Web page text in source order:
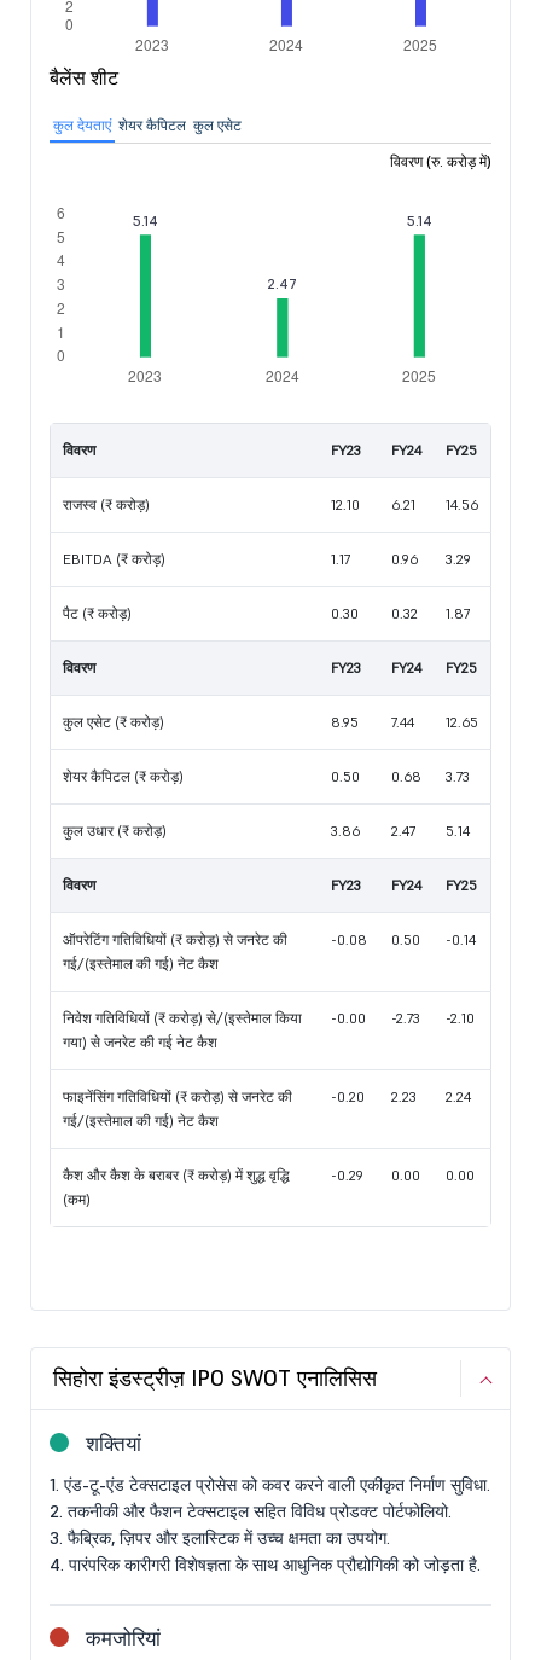
बैलेंस शीट
कुल देयताएं शेयर कैपिटल कुल एसेट
विवरण (रु. करोड़ में)
विवरण FY23 FY24 FY25
राजस्व (₹ करोड़) 12.10 6.21 14.56
EBITDA (₹ करोड़) 1.17 0.96 3.29
पैट (₹ करोड़) 0.30 0.32 1.87
विवरण FY23 FY24 FY25
कुल एसेट (₹ करोड़) 8.95 7.44 12.65
शेयर कैपिटल (₹ करोड़) 0.50 0.68 3.73
कुल उधार (₹ करोड़) 3.86 2.47 5.14
विवरण FY23 FY24 FY25
ऑपरेटिंग गतिविधियों (₹ करोड़) से जनरेट की
गई/(इस्तेमाल की गई) नेट कैश
-0.08 0.50 -0.14
निवेश गतिविधियों (₹ करोड़) से/(इस्तेमाल किया
गया) से जनरेट की गई नेट कैश
-0.00 -2.73 -2.10
फाइनेंसिंग गतिविधियों (₹ करोड़) से जनरेट की
गई/(इस्तेमाल की गई) नेट कैश
-0.20 2.23 2.24
कैश और कैश के बराबर (₹ करोड़) में शुद्ध वृद्धि
(कम)
-0.29 0.00 0.00
सिहोरा इंडस्ट्रीज़ IPO SWOT एनालिसिस
शक्तियां
1. एंड-टू-एंड टेक्सटाइल प्रोसेस को कवर करने वाली एकीकृत निर्माण सुविधा.
2. तकनीकी और फैशन टेक्सटाइल सहित विविध प्रोडक्ट पोर्टफोलियो.
3. फैब्रिक, ज़िपर और इलास्टिक में उच्च क्षमता का उपयोग.
4. पारंपरिक कारीगरी विशेषज्ञता के साथ आधुनिक प्रौद्योगिकी को जोड़ता है.
कमजोरियां